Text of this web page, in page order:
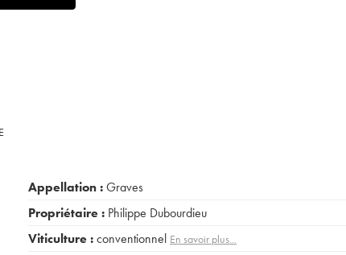
Appellation :Graves
Propriétaire : Philippe Dubourdieu
Viticulture :conventionnel En savoir plus...